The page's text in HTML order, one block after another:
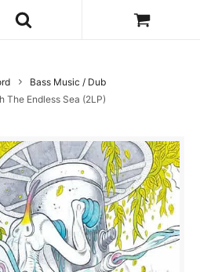
Bass Music / Dub
The Endless Sea (2LP)